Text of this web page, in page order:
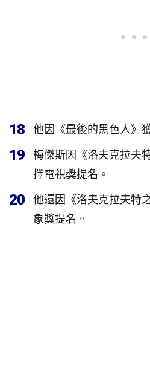
18 他因《最後的黑色人》
19
梅傑斯因《洛夫克拉夫
擇電視獎提名。
20
他還因《洛夫克拉夫特
象獎提名。